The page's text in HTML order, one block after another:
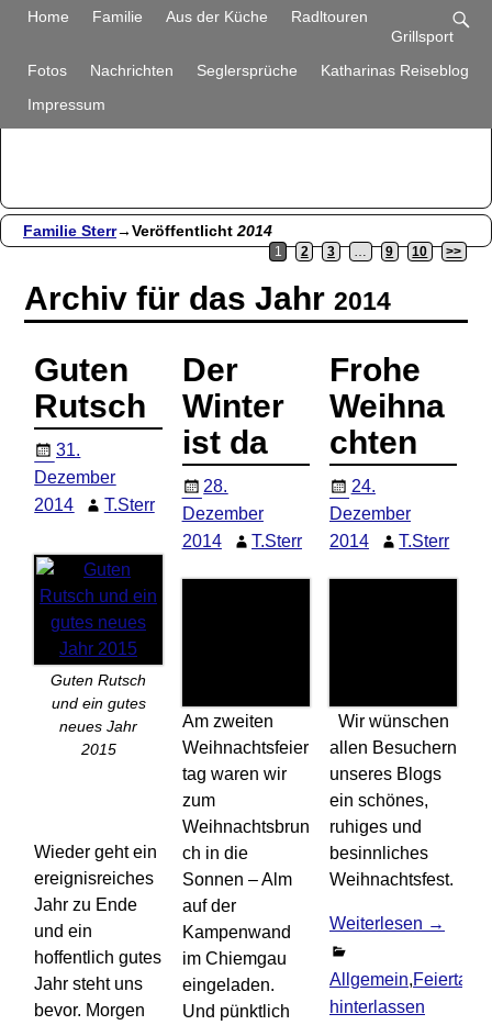
Home Familie Aus der Küche
Radltouren
Grillsport
Fotos
Nachrichten Seglersprüche
Katharinas Reiseblog
Impressum
Familie Sterr
Familie Sterr→Veröffentlicht 2014
1 2 3 … 9 10 >>
Archiv für das Jahr 2014
Guten
Rutsch
31.
Dezember
2014
T.Sterr
Guten Rutsch
und ein gutes
neues Jahr
2015
Wieder geht ein
ereignisreiches
Jahr zu Ende
und ein
hoffentlich gutes
Jahr steht uns
bevor. Morgen
Der
Winter
ist da
28.
Dezember
2014
T.Sterr
Am zweiten
Weihnachtsfeier
tag waren wir
zum
Weihnachtsbrun
ch in die
Sonnen – Alm
auf der
Kampenwand
im Chiemgau
eingeladen.
Und pünktlich
Frohe
Weihna
chten
24.
Dezember
2014
T.Sterr
Wir wünschen
allen Besuchern
unseres Blogs
ein schönes,
ruhiges und
besinnliches
Weihnachtsfest.
Weiterlesen →
Allgemein,Feiertage
hinterlassen